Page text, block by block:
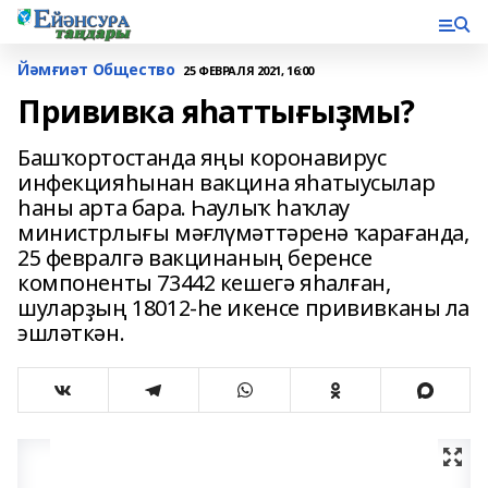
Йәмғиәт Общество 25 ФЕВРАЛЯ 2021, 16:00
Прививка яһаттығыҙмы?
Башҡортостанда яңы коронавирус
инфекцияһынан вакцина яһатыусылар
һаны арта бара. Һаулыҡ һаҡлау
министрлығы мәғлүмәттәренә ҡарағанда,
25 февралгә вакцинаның беренсе
компоненты 73442 кешегә яһалған,
шуларҙың 18012-һе икенсе прививканы ла
эшләткән.